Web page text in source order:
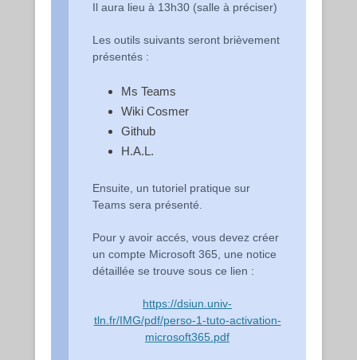
Il aura lieu à 13h30 (salle à préciser)
Les outils suivants seront brièvement
présentés :
Ms Teams
Wiki Cosmer
Github
H.A.L.
Ensuite, un tutoriel pratique sur
Teams sera présenté.
Pour y avoir accés, vous devez créer
un compte Microsoft 365, une notice
détaillée se trouve sous ce lien :
https://dsiun.univ-
tln.fr/IMG/pdf/perso-1-tuto-activation-
microsoft365.pdf